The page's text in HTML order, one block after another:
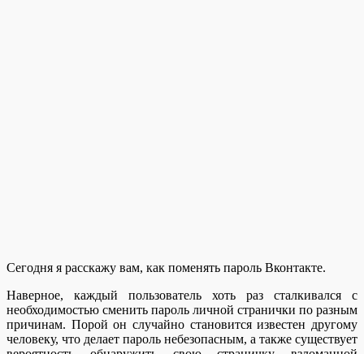
Сегодня я расскажу вам, как поменять пароль Вконтакте.
Наверное, каждый пользователь хоть раз сталкивался с
необходимостью сменить пароль личной странички по разным
причинам. Порой он случайно становится известен другому
человеку, что делает пароль небезопасным, а также существует